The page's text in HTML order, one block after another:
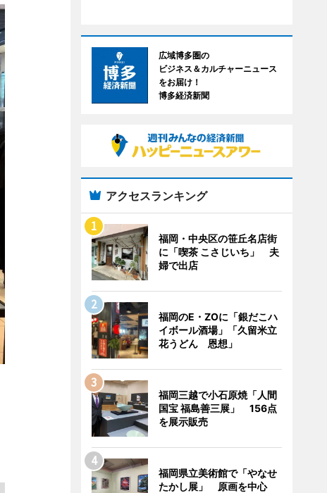
広域博多圏の
ビジネス＆カルチャーニュース
をお届け！
博多経済新聞
アクセスランキング
福岡・中央区の笹丘名店街
に「喫茶 こさじいち」 夫
婦で出店
福岡のE・ZOに「銀だこハ
イボール酒場」「久留米立
花うどん 恩想」
福岡三越で小石原焼「人間
国宝 福島善三展」 156点
を展示販売
福岡県立美術館で「やなせ
たかし展」 原画を中心